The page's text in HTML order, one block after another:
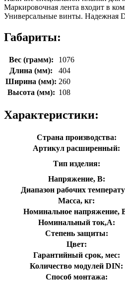
Маркировочная лента входит в
Универсальные винты. Надежная
Габариты:
Вес (грамм):
1076
Длина (мм):
404
Ширина (мм): 260
Высота (мм): 108
Характеристики:
Страна производства:
Артикул расширенный:
Тип изделия:
Напряжение, В:
Диапазон рабочих
Масса, кг:
Номинальное напряжение,
Номинальный ток,А:
Степень защиты:
Цвет:
Гарантийный срок, мес:
Количество модулей DIN:
Способ монтажа: